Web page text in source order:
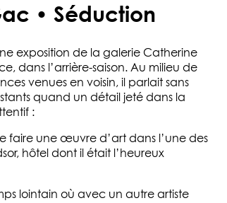
• Séduction
exposition de la galerie Catherine
dans l’arrière-saison. Au milieu de
venues en voisin, il parlait sans
quand un détail jeté dans la
:
une œuvre d’art dans l’une des
hôtel dont il était l’heureux
lointain où avec un autre artiste